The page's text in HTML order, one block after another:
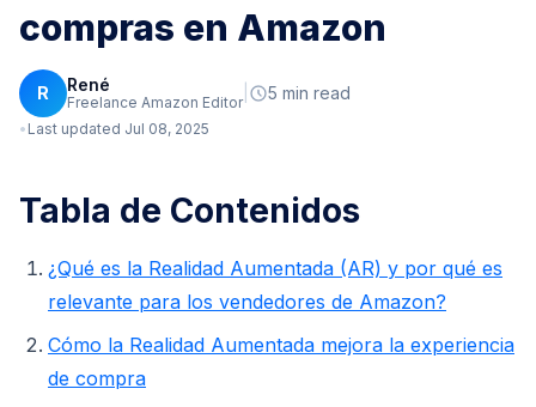
compras en Amazon
R René
Freelance Amazon Editor 5 min read
Last updated Jul 08, 2025
Tabla de Contenidos
¿Qué es la Realidad Aumentada (AR) y por qué es
relevante para los vendedores de Amazon?
Cómo la Realidad Aumentada mejora la experiencia
de compra